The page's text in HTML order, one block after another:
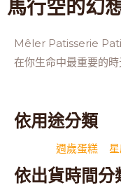
馬行空的幻
Mêler Patisserie
在你生命中最重要的
依用途分類
週歲蛋糕
依出貨時間分